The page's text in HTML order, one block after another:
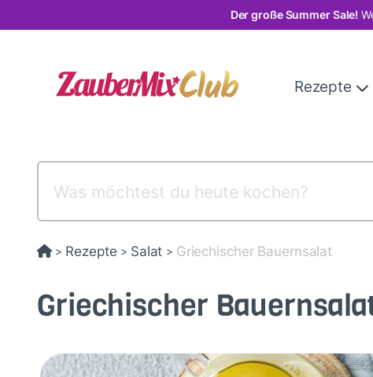
zum
Der große Summer Sale!
Rezepte
> Rezepte > Salat > Griechischer Bauernsalat
Griechischer